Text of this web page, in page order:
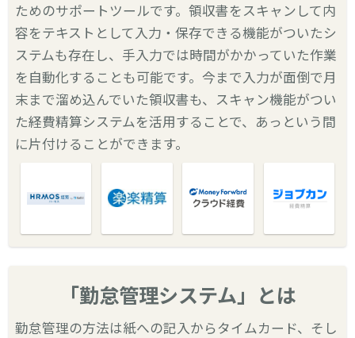
ためのサポートツールです。領収書をスキャンして内
容をテキストとして入力・保存できる機能がついたシ
ステムも存在し、手入力では時間がかかっていた作業
を自動化することも可能です。今まで入力が面倒で月
末まで溜め込んでいた領収書も、スキャン機能がつい
た経費精算システムを活用することで、あっという間
に片付けることができます。
「勤怠管理システム」とは
勤怠管理の方法は紙への記入からタイムカード、そし